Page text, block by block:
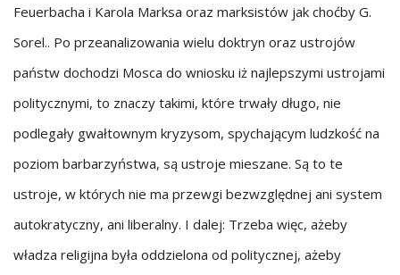
Feuerbacha i Karola Marksa oraz marksistów jak choćby G.
Sorel.. Po przeanalizowania wielu doktryn oraz ustrojów
państw dochodzi Mosca do wniosku iż najlepszymi ustrojami
politycznymi, to znaczy takimi, które trwały długo, nie
podlegały gwałtownym kryzysom, spychającym ludzkość na
poziom barbarzyństwa, są ustroje mieszane. Są to te
ustroje, w których nie ma przewgi bezwzględnej ani system
autokratyczny, ani liberalny. I dalej: Trzeba więc, ażeby
władza religijna była oddzielona od politycznej, ażeby